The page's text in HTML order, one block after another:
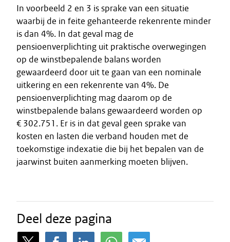
In voorbeeld 2 en 3 is sprake van een situatie
waarbij de in feite gehanteerde rekenrente minder
is dan 4%. In dat geval mag de
pensioenverplichting uit praktische overwegingen
op de winstbepalende balans worden
gewaardeerd door uit te gaan van een nominale
uitkering en een rekenrente van 4%. De
pensioenverplichting mag daarom op de
winstbepalende balans gewaardeerd worden op
€ 302.751. Er is in dat geval geen sprake van
kosten en lasten die verband houden met de
toekomstige indexatie die bij het bepalen van de
jaarwinst buiten aanmerking moeten blijven.
Deel deze pagina